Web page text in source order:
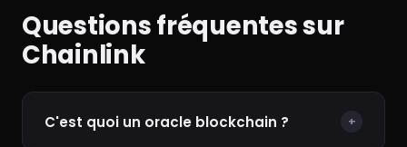
Questions fréquentes sur
Chainlink
C'est quoi un oracle blockchain ? +